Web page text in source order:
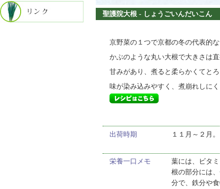
聖護院大根 - しょうごいんだいこん
京野菜の１つで京都の冬の代表的
かぶのような丸い大根で大きさは
甘みがあり、煮ると柔らかくてと
味が染み込みやすく、煮崩れしに
出荷時期 １１月～２月。
栄養一口メモ
葉には、ビタ
根の部分には
分で、鉄分や